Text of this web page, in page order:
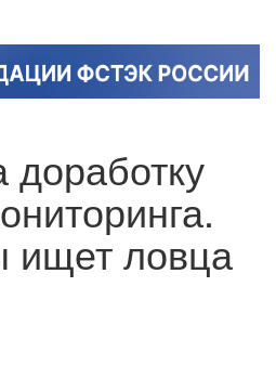
ловца